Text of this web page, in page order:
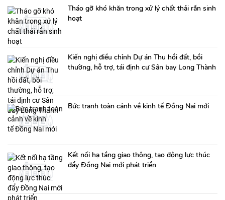
Tháo gỡ khó khăn trong xử lý chất thải rắn sinh
hoạt
Kiến nghị điều chỉnh Dự án Thu hồi đất, bồi
thường, hỗ trợ, tái định cư Sân bay Long Thành
Bức tranh toàn cảnh về kinh tế Đồng Nai mới
Kết nối hạ tầng giao thông, tạo động lực thúc
đẩy Đồng Nai mới phát triển